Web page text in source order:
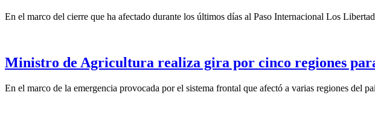
En el marco del cierre que ha afectado durante los últimos días al Paso Internacional Los
Ministro de Agricultura realiza gira por cinco regiones
En el marco de la emergencia provocada por el sistema frontal que afectó a varias regiones del